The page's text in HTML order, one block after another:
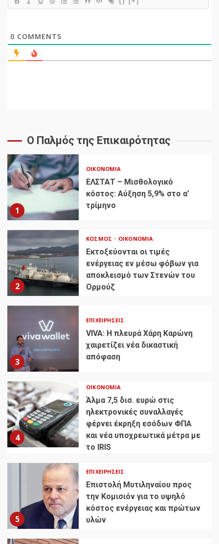
0 COMMENTS
Ο Παλμός της Επικαιρότητας
1
ΟΙΚΟΝΟΜΊΑ
ΕΛΣΤΑΤ – Μισθολογικό
κόστος: Αύξηση 5,9% στο α’
τρίμηνο
2
ΚΌΣΜΟΣ ΟΙΚΟΝΟΜΊΑ
Εκτοξεύονται οι τιμές
ενέργειας εν μέσω φόβων για
αποκλεισμό των Στενών του
Ορμούζ
3
ΕΠΙΧΕΙΡΉΣΕΙΣ
VIVA: Η πλευρά Χάρη Καρώνη
χαιρετίζει νέα δικαστική
απόφαση
4
ΟΙΚΟΝΟΜΊΑ
Άλμα 7,5 δισ. ευρώ στις
ηλεκτρονικές συναλλαγές
φέρνει έκρηξη εσόδων ΦΠΑ
και νέα υποχρεωτικά μέτρα με
το IRIS
5
ΕΠΙΧΕΙΡΉΣΕΙΣ
Επιστολή Μυτιληναίου προς
την Κομισιόν για το υψηλό
κόστος ενέργειας και πρώτων
υλών